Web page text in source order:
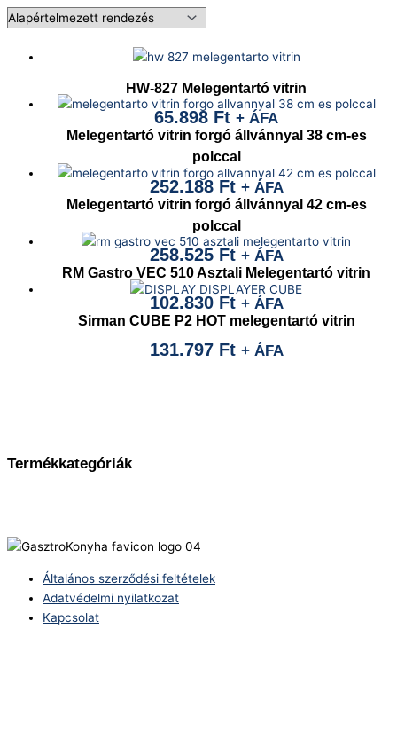
Termékkategóriák
HW-827 Melegentartó vitrin
65.898 Ft + ÁFA
Melegentartó vitrin forgó állvánnyal 38 cm-es
polccal
252.188 Ft + ÁFA
Melegentartó vitrin forgó állvánnyal 42 cm-es
polccal
258.525 Ft + ÁFA
RM Gastro VEC 510 Asztali Melegentartó vitrin
102.830 Ft + ÁFA
Sirman CUBE P2 HOT melegentartó vitrin
131.797 Ft + ÁFA
Általános szerződési feltételek
Adatvédelmi nyilatkozat
Kapcsolat